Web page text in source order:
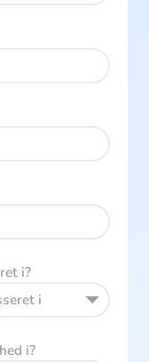
i?
i
i?